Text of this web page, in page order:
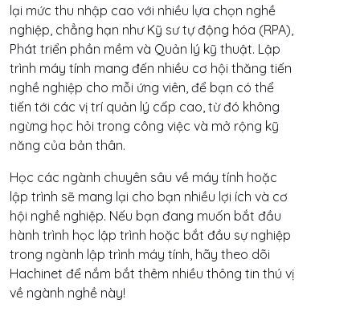
lại mức thu nhập cao với nhiều lựa chọn nghề
nghiệp, chẳng hạn như Kỹ sư tự động hóa (RPA),
Phát triển phần mềm và Quản lý kỹ thuật. Lập
trình máy tính mang đến nhiều cơ hội thăng tiến
nghề nghiệp cho mỗi ứng viên, để bạn có thể
tiến tới các vị trí quản lý cấp cao, từ đó không
ngừng học hỏi trong công việc và mở rộng kỹ
năng của bản thân.
Học các ngành chuyên sâu về máy tính hoặc
lập trình sẽ mang lại cho bạn nhiều lợi ích và cơ
hội nghề nghiệp. Nếu bạn đang muốn bắt đầu
hành trình học lập trình hoặc bắt đầu sự nghiệp
trong ngành lập trình máy tính, hãy theo dõi
Hachinet để nắm bắt thêm nhiều thông tin thú vị
về ngành nghề này!